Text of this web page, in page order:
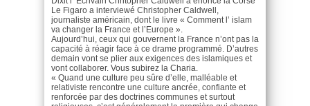
Le Figaro a interviewé Christopher Caldwell,
journaliste américain, dont le livre « Comment l’ islam
va changer la France et l’Europe ».
Aujourd’hui, ceux qui gouvernent la France n’ont pas la
capacité à réagir face à ce drame programmé. D’autres
demain vont se plier aux exigences des islamiques et
vont collaborer. Vous subirez la Charia.
« Quand une culture peu sûre d’elle, malléable et
relativiste rencontre une culture ancrée, confiante et
renforcée par des doctrines communes et surtout